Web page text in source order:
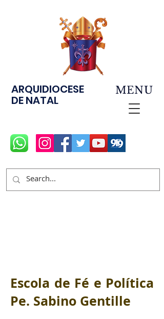
ARQUIDIOCESE
DE NATAL
MENU
Escola de Fé e Política
Pe. Sabino Gentille